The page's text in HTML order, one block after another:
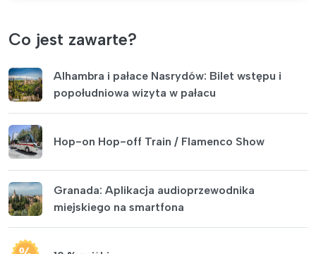
Co jest zawarte?
Alhambra i pałace Nasrydów: Bilet wstępu i
popołudniowa wizyta w pałacu
Hop-on Hop-off Train / Flamenco Show
Granada: Aplikacja audioprzewodnika
miejskiego na smartfona